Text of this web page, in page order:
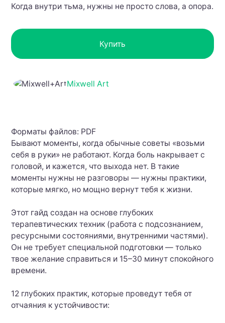
Когда внутри тьма, нужны не просто слова, а опора.
Купить
Mixwell Art
Форматы файлов: PDF
Бывают моменты, когда обычные советы «возьми
себя в руки» не работают. Когда боль накрывает с
головой, и кажется, что выхода нет. В такие
моменты нужны не разговоры — нужны практики,
которые мягко, но мощно вернут тебя к жизни.
Этот гайд создан на основе глубоких
терапевтических техник (работа с подсознанием,
ресурсными состояниями, внутренними частями).
Он не требует специальной подготовки — только
твое желание справиться и 15–30 минут спокойного
времени.
12 глубоких практик, которые проведут тебя от
отчаяния к устойчивости: